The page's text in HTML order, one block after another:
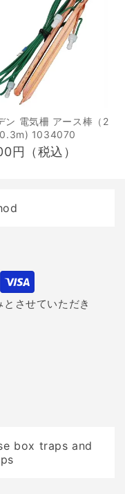
1ペットブームと輸
の背景（1970年代〜
年代） 2テレビアニ
ラスカル」の影響 3
数の推移と法規制前
通状況 4なぜ定着し
まったのか？（逃げ
捨てられた後の野生
3アライグマの定着
西圏・都市周辺） 2
力の強さ 4遺伝的な
と生態的な適応力 4
生物としての認定と
及ぼした影響 1生態
ン 電気柵 アース棒（2
1034070
円（税込）
させていただき
box traps and